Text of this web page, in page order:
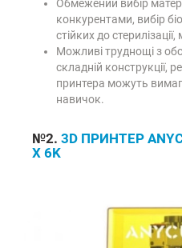
Обмежений вибір
конкурентами, вибір
стійких до
Можливі труднощі з
складній конструкції,
принтера можуть
навичок.
№2. 3D ПРИНТЕР
X 6K